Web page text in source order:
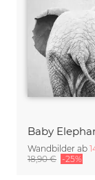
Wandbilder ab
18,90 € -25%